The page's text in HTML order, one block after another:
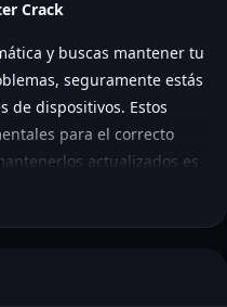
Crack
y buscas mantener tu
seguramente estás
de dispositivos. Estos
para el correcto
actualizados es
de tu equipo. Aquí
Driver Updater.»